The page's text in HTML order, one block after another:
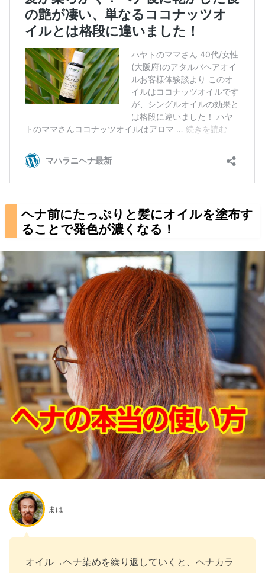
ヘナ前にたっぷりと髪にオイルを塗布す
ることで発色が濃くなる！
まは
オイル→ヘナ染めを繰り返していくと、ヘナカラ